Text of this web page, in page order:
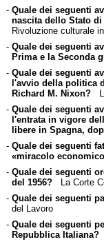
- Quale dei seguenti
nascita dello Stato
Rivoluzione culturale
- Quale dei seguenti
Prima e la Seconda
- Quale dei seguenti
l'avvio della politica
Richard M. Nixon?La
- Quale dei seguenti
l'entrata in vigore
libere in Spagna,
- Quale dei seguenti
«miracolo
- Quale dei seguenti
del 1956?La Corte
- Quale dei seguenti
del Lavoro
- Quale dei seguenti
Repubblica Italiana?